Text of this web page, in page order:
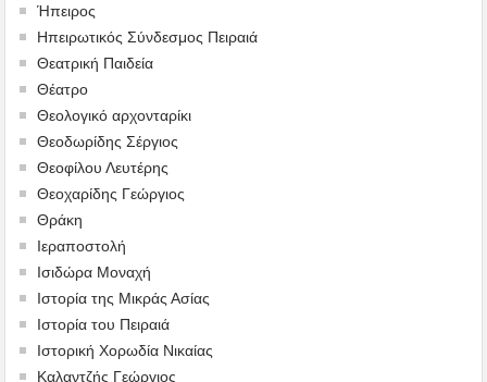
Ήπειρος
Ηπειρωτικός Σύνδεσμος Πειραιά
Θεατρική Παιδεία
Θέατρο
Θεολογικό αρχονταρίκι
Θεοδωρίδης Σέργιος
Θεοφίλου Λευτέρης
Θεοχαρίδης Γεώργιος
Θράκη
Ιεραποστολή
Ισιδώρα Μοναχή
Ιστορία της Μικράς Ασίας
Ιστορία του Πειραιά
Ιστορική Χορωδία Νικαίας
Καλαντζής Γεώργιος